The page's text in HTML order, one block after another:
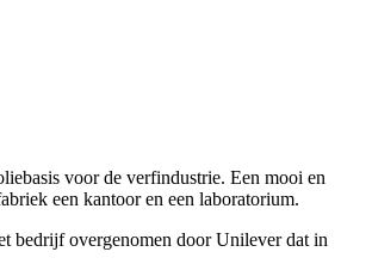
voor de verfindustrie. Een mooi en
een kantoor en een laboratorium.
bedrijf overgenomen door Unilever dat in